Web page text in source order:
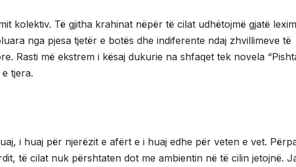
kolektiv. Të gjitha krahinat nëpër të cilat udhëtojmë gjatë
nga pjesa tjetër e botës dhe indiferente ndaj zhvillimeve të
Rasti më ekstrem i kësaj dukurie na shfaqet tek novela
tjera.
i huaj për njerëzit e afërt e i huaj edhe për veten e vet.
të cilat nuk përshtaten dot me ambientin në të cilin jetojnë.